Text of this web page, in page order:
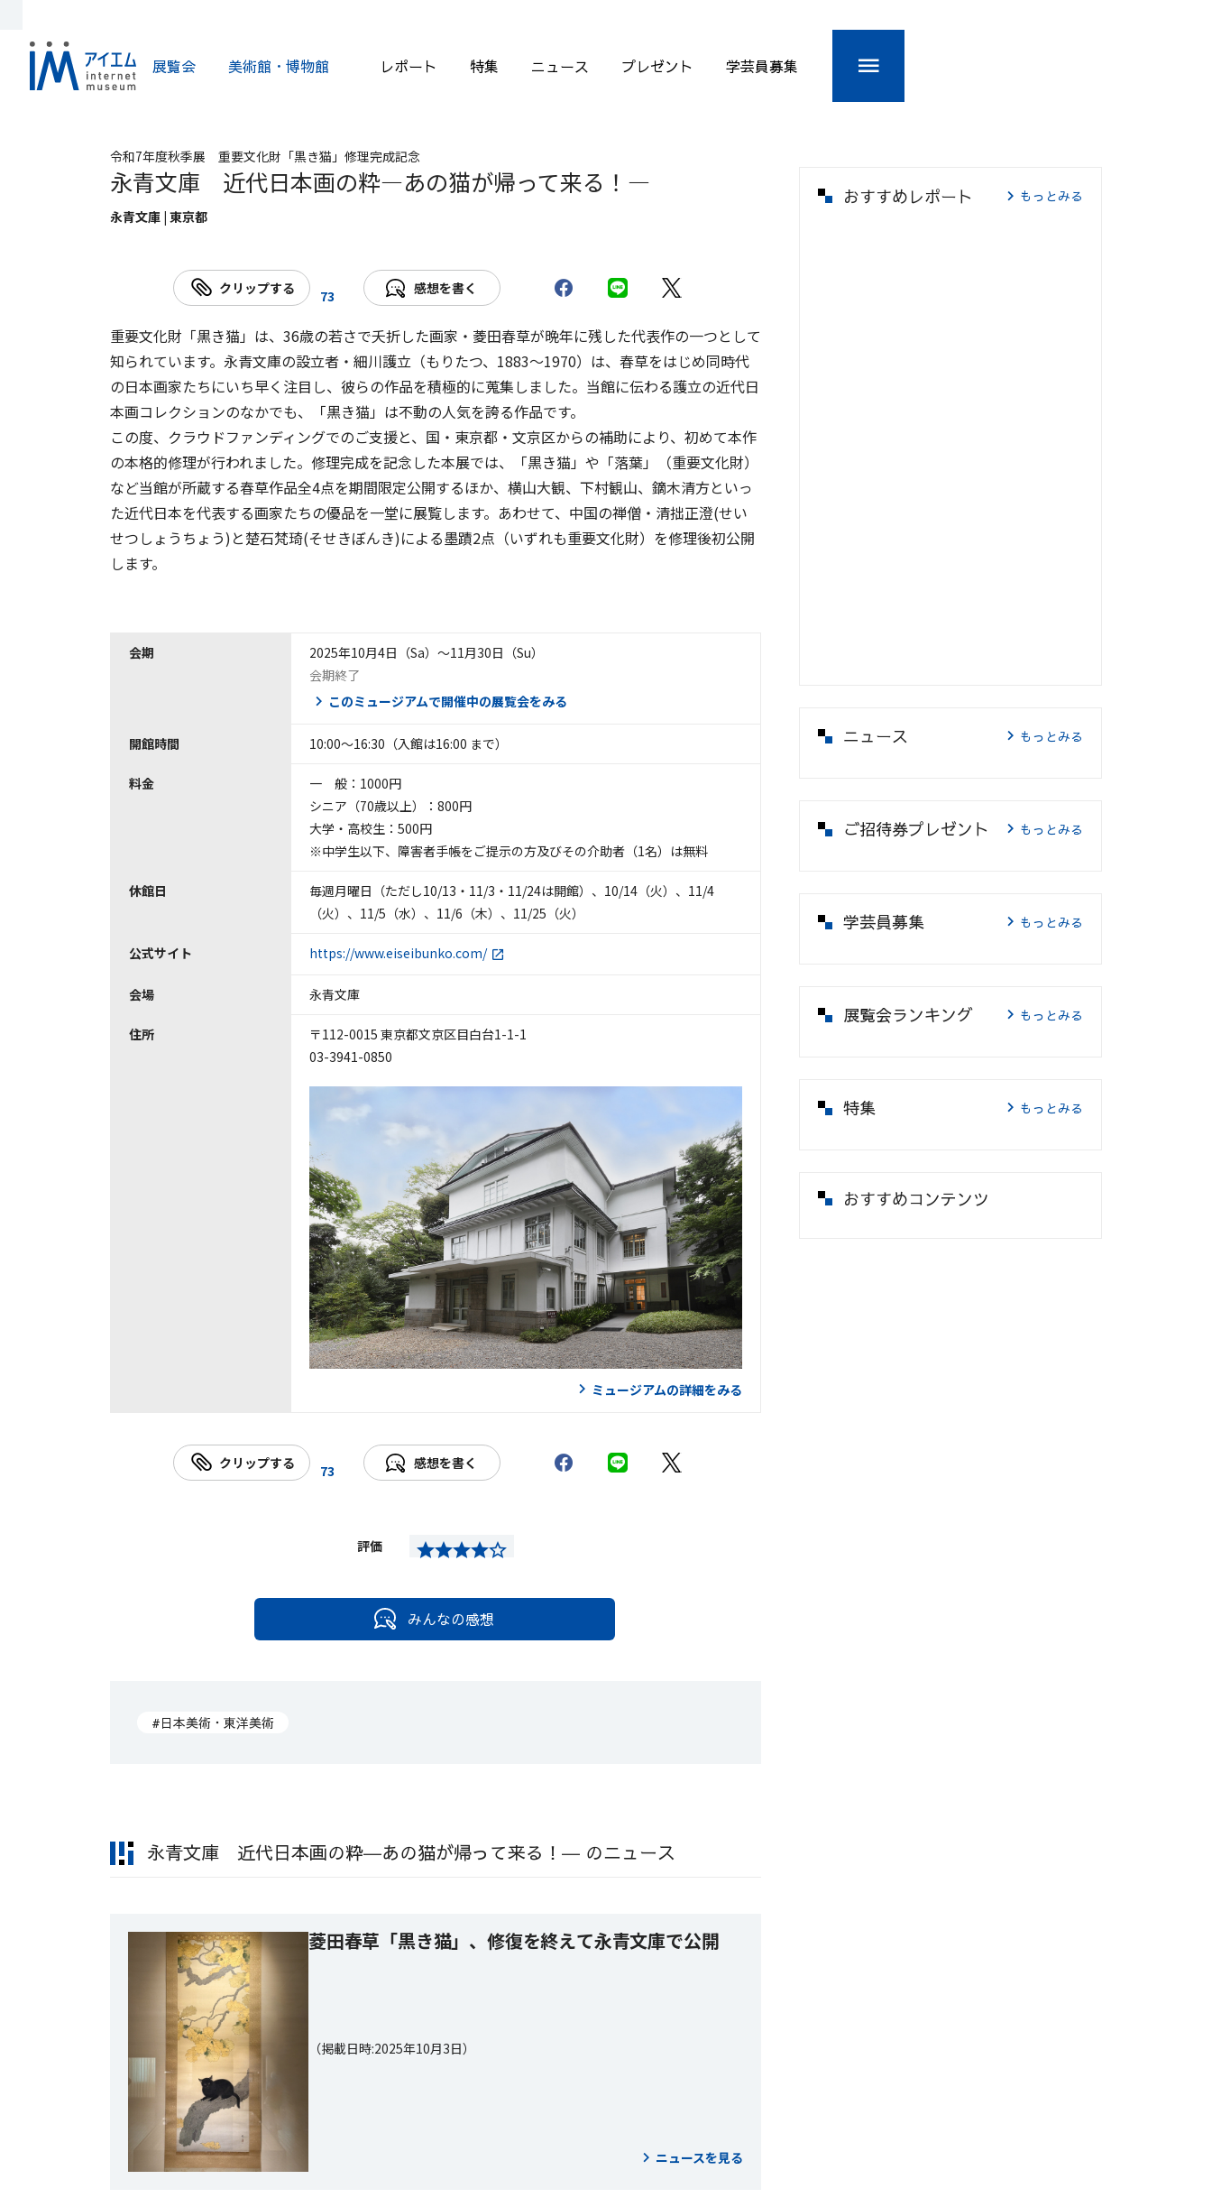
展覧会 美術館・博物館 レポート 特集 ニュース プレゼント 学芸員募集
令和7年度秋季展 重要文化財「黒き猫」修理完成記念
永青文庫 近代日本画の粋―あの猫が帰って来る！―
永青文庫 | 東京都
クリップする 73 感想を書く
重要文化財「黒き猫」は、36歳の若さで夭折した画家・菱田春草が晩年に残した代表作の一つとして
知られています。永青文庫の設立者・細川護立（もりたつ、1883～1970）は、春草をはじめ同時代
の日本画家たちにいち早く注目し、彼らの作品を積極的に蒐集しました。当館に伝わる護立の近代日
本画コレクションのなかでも、「黒き猫」は不動の人気を誇る作品です。
この度、クラウドファンディングでのご支援と、国・東京都・文京区からの補助により、初めて本作
の本格的修理が行われました。修理完成を記念した本展では、「黒き猫」や「落葉」（重要文化財）
など当館が所蔵する春草作品全4点を期間限定公開するほか、横山大観、下村観山、鏑木清方といっ
た近代日本を代表する画家たちの優品を一堂に展覧します。あわせて、中国の禅僧・清拙正澄(せい
せつしょうちょう)と楚石梵琦(そせきぼんき)による墨蹟2点（いずれも重要文化財）を修理後初公開
します。
会期
2025年10月4日（Sa）〜11月30日（Su）
会期終了
このミュージアムで開催中の展覧会をみる
開館時間 10:00～16:30（入館は16:00 まで）
料金
一 般：1000円
シニア（70歳以上）：800円
大学・高校生：500円
※中学生以下、障害者手帳をご提示の方及びその介助者（1名）は無料
休館日
毎週月曜日（ただし10/13・11/3・11/24は開館）、10/14（火）、11/4
（火）、11/5（水）、11/6（木）、11/25（火）
公式サイト https://www.eiseibunko.com/
会場 永青文庫
住所
〒112-0015 東京都文京区目白台1-1-1
03-3941-0850
ミュージアムの詳細をみる
クリップする 73 感想を書く
評価
みんなの感想
#日本美術・東洋美術
永青文庫 近代日本画の粋―あの猫が帰って来る！― のニュース
菱田春草「黒き猫」、修復を終えて永青文庫で公開
（掲載日時:2025年10月3日）
ニュースを見る
おすすめレポート もっとみる
ニュース もっとみる
ご招待券プレゼント もっとみる
学芸員募集 もっとみる
展覧会ランキング もっとみる
特集 もっとみる
おすすめコンテンツ